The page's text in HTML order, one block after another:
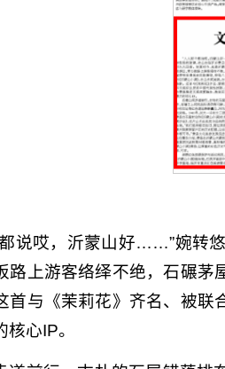
说哎，沂蒙山好……”婉转
路上游客络绎不绝，石碾
首与《茉莉花》齐名、被
心IP。